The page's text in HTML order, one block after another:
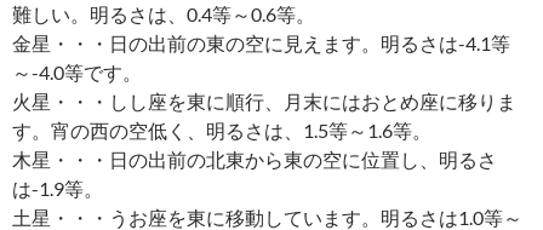
難しい。明るさは、0.4等～0.6等。
金星・・・日の出前の東の空に見えます。明るさは-4.1等
～-4.0等です。
火星・・・しし座を東に順行、月末にはおとめ座に移りま
す。宵の西の空低く、明るさは、1.5等～1.6等。
木星・・・日の出前の北東から東の空に位置し、明るさ
は-1.9等。
土星・・・うお座を東に移動しています。明るさは1.0等～